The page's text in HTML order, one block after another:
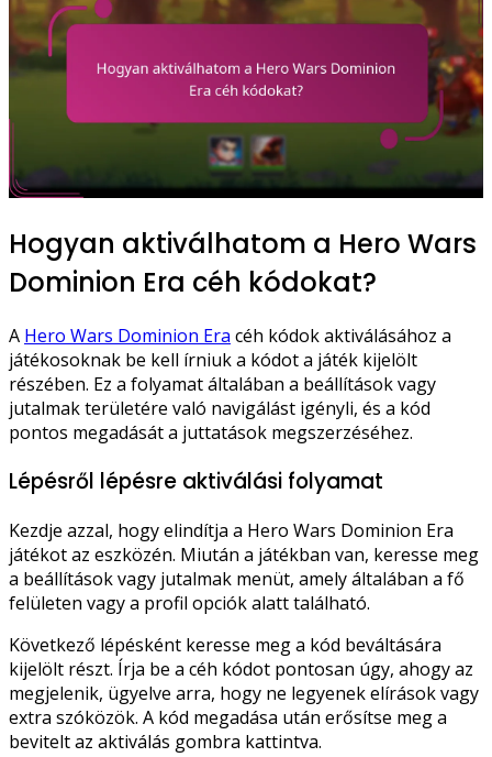
Hogyan aktiválhatom a Hero Wars
Dominion Era céh kódokat?
A Hero Wars Dominion Era céh kódok aktiválásához a
játékosoknak be kell írniuk a kódot a játék kijelölt
részében. Ez a folyamat általában a beállítások vagy
jutalmak területére való navigálást igényli, és a kód
pontos megadását a juttatások megszerzéséhez.
Lépésről lépésre aktiválási folyamat
Kezdje azzal, hogy elindítja a Hero Wars Dominion Era
játékot az eszközén. Miután a játékban van, keresse meg
a beállítások vagy jutalmak menüt, amely általában a fő
felületen vagy a profil opciók alatt található.
Következő lépésként keresse meg a kód beváltására
kijelölt részt. Írja be a céh kódot pontosan úgy, ahogy az
megjelenik, ügyelve arra, hogy ne legyenek elírások vagy
extra szóközök. A kód megadása után erősítse meg a
bevitelt az aktiválás gombra kattintva.